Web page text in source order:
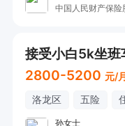
接受小白5k坐班
2800-5200 元/
洛龙区 五险
孙女士